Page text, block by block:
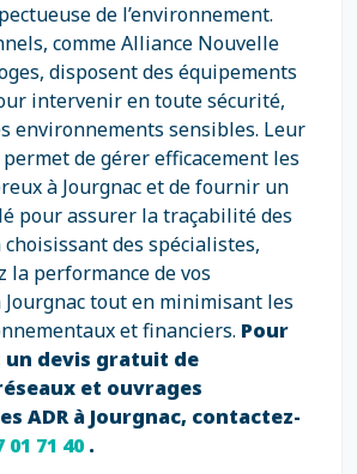
de l’environnement.
comme Alliance Nouvelle
disposent des équipements
intervenir en toute sécurité,
environnements sensibles. Leur
de gérer efficacement les
à Jourgnac et de fournir un
pour assurer la traçabilité des
des spécialistes,
la performance de vos
tout en minimisant les
et financiers. Pour
un devis gratuit de
et ouvrages
ADR à Jourgnac, contactez-
01 71 40.